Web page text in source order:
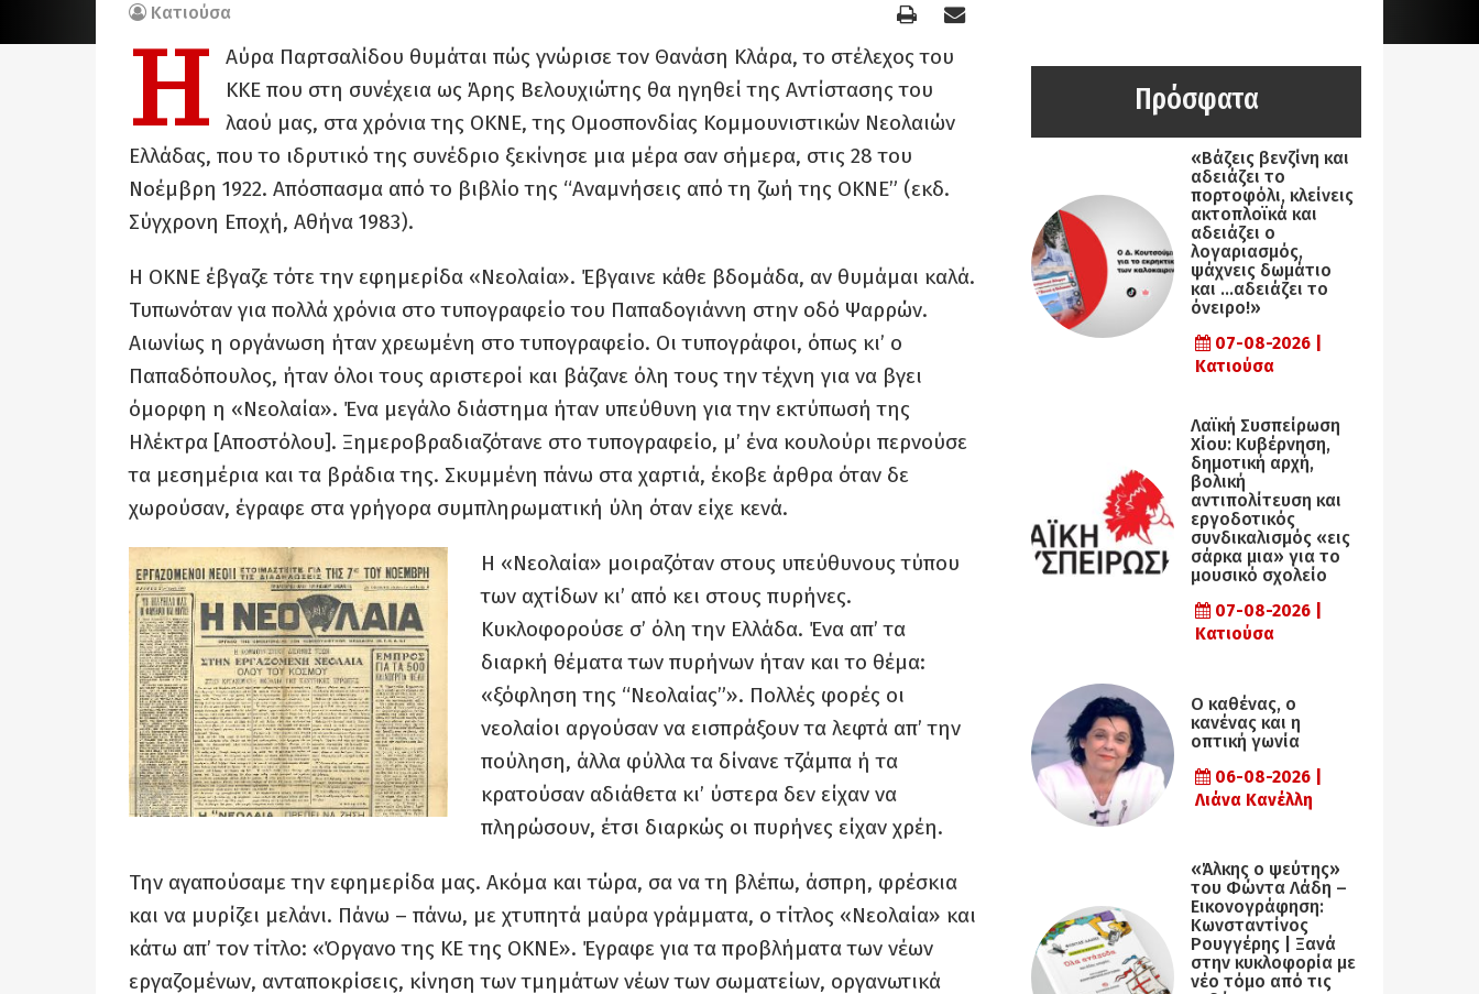
Κατιούσα
Η
Αύρα Παρτσαλίδου θυμάται πώς γνώρισε τον Θανάση Κλάρα, το στέλεχος του
ΚΚΕ που στη συνέχεια ως Άρης Βελουχιώτης θα ηγηθεί της Αντίστασης του
λαού μας, στα χρόνια της ΟΚΝΕ, της Ομοσπονδίας Κομμουνιστικών Νεολαιών
Ελλάδας, που το ιδρυτικό της συνέδριο ξεκίνησε μια μέρα σαν σήμερα, στις 28 του
Νοέμβρη 1922. Απόσπασμα από το βιβλίο της “Αναμνήσεις από τη ζωή της ΟΚΝΕ” (εκδ.
Σύγχρονη Εποχή, Αθήνα 1983).
Η ΟΚΝΕ έβγαζε τότε την εφημερίδα «Νεολαία». Έβγαινε κάθε βδομάδα, αν θυμάμαι καλά.
Τυπωνόταν για πολλά χρόνια στο τυπογραφείο του Παπαδογιάννη στην οδό Ψαρρών.
Αιωνίως η οργάνωση ήταν χρεωμένη στο τυπογραφείο. Οι τυπογράφοι, όπως κι’ ο
Παπαδόπουλος, ήταν όλοι τους αριστεροί και βάζανε όλη τους την τέχνη για να βγει
όμορφη η «Νεολαία». Ένα μεγάλο διάστημα ήταν υπεύθυνη για την εκτύπωσή της
Ηλέκτρα [Αποστόλου]. Ξημεροβραδιαζότανε στο τυπογραφείο, μ’ ένα κουλούρι περνούσε
τα μεσημέρια και τα βράδια της. Σκυμμένη πάνω στα χαρτιά, έκοβε άρθρα όταν δε
χωρούσαν, έγραφε στα γρήγορα συμπληρωματική ύλη όταν είχε κενά.
Η «Νεολαία» μοιραζόταν στους υπεύθυνους τύπου
των αχτίδων κι’ από κει στους πυρήνες.
Κυκλοφορούσε σ’ όλη την Ελλάδα. Ένα απ’ τα
διαρκή θέματα των πυρήνων ήταν και το θέμα:
«ξόφληση της “Νεολαίας”». Πολλές φορές οι
νεολαίοι αργούσαν να εισπράξουν τα λεφτά απ’ την
πούληση, άλλα φύλλα τα δίνανε τζάμπα ή τα
κρατούσαν αδιάθετα κι’ ύστερα δεν είχαν να
πληρώσουν, έτσι διαρκώς οι πυρήνες είχαν χρέη.
Την αγαπούσαμε την εφημερίδα μας. Ακόμα και τώρα, σα να τη βλέπω, άσπρη, φρέσκια
και να μυρίζει μελάνι. Πάνω – πάνω, με χτυπητά μαύρα γράμματα, ο τίτλος «Νεολαία» και
κάτω απ’ τον τίτλο: «Όργανο της ΚΕ της ΟΚΝΕ». Έγραφε για τα προβλήματα των νέων
εργαζομένων, ανταποκρίσεις, κίνηση των τμημάτων νέων των σωματείων, οργανωτικά
Πρόσφατα
«Βάζεις βενζίνη και
αδειάζει το
πορτοφόλι, κλείνεις
ακτοπλοϊκά και
αδειάζει ο
λογαριασμός,
ψάχνεις δωμάτιο
και …αδειάζει το
όνειρο!»
07-08-2026 |
Κατιούσα
Λαϊκή Συσπείρωση
Χίου: Κυβέρνηση,
δημοτική αρχή,
βολική
αντιπολίτευση και
εργοδοτικός
συνδικαλισμός «εις
σάρκα μια» για το
μουσικό σχολείο
07-08-2026 |
Κατιούσα
Ο καθένας, ο
κανένας και η
οπτική γωνία
06-08-2026 |
Λιάνα Κανέλλη
«Άλκης ο ψεύτης»
του Φώντα Λάδη –
Εικονογράφηση:
Κωνσταντίνος
Ρουγγέρης | Ξανά
στην κυκλοφορία με
νέο τόμο από τις